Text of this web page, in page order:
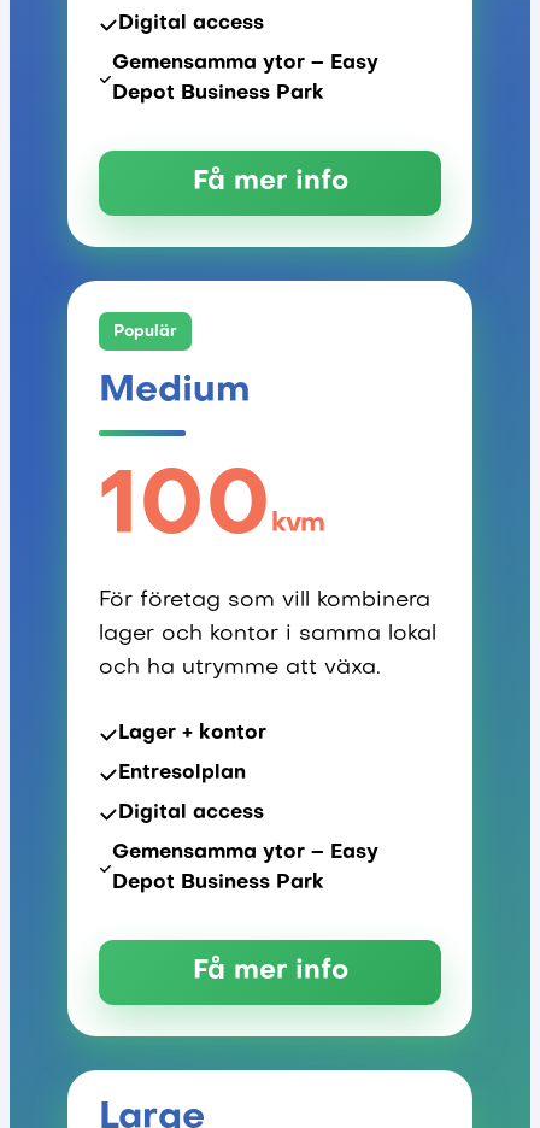
Digital access
Gemensamma ytor – Easy
Depot Business Park
Få mer info
Populär
Medium
100 kvm
För företag som vill kombinera
lager och kontor i samma lokal
och ha utrymme att växa.
Lager + kontor
Entresolplan
Digital access
Gemensamma ytor – Easy
Depot Business Park
Få mer info
Large